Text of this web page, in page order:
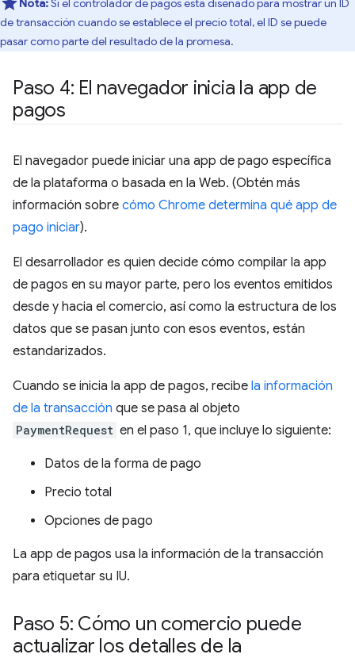
Nota:Si el controlador de pagos está diseñado para mostrar un ID
de transacción cuando se establece el precio total, el ID se puede
pasar como parte del resultado de la promesa.
Paso 4: El navegador inicia la app de
pagos
El navegador puede iniciar una app de pago específica
de la plataforma o basada en la Web. (Obtén más
información sobre cómo Chrome determina qué app de
pago iniciar).
El desarrollador es quien decide cómo compilar la app
de pagos en su mayor parte, pero los eventos emitidos
desde y hacia el comercio, así como la estructura de los
datos que se pasan junto con esos eventos, están
estandarizados.
Cuando se inicia la app de pagos, recibe la información
de la transacción que se pasa al objeto
PaymentRequest en el paso 1, que incluye lo siguiente:
Datos de la forma de pago
Precio total
Opciones de pago
La app de pagos usa la información de la transacción
para etiquetar su IU.
Paso 5: Cómo un comercio puede
actualizar los detalles de la